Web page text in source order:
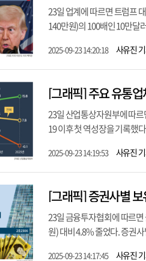
23일 업계에 따르면 트럼프
140만원)의 100배인 10만달
2025-09-23 14:20:18 사유진
[그래픽] 주요 유통
23일 산업통상자원부에 따
19 이후 첫 역성장을 기록했
2025-09-23 14:19:53 사유진
[그래픽] 증권사별
23일 금융투자협회에 따르
원) 대비 4.8% 줄었다. 증권
2025-09-23 14:17:45 사유진